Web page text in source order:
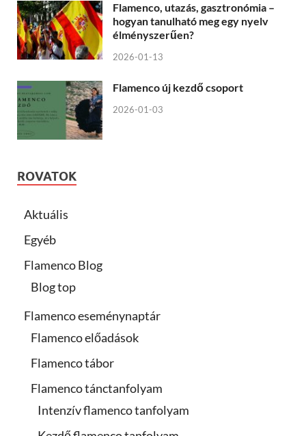
Flamenco, utazás, gasztronómia –
hogyan tanulható meg egy nyelv
élményszerűen?
2026-01-13
Flamenco új kezdő csoport
2026-01-03
ROVATOK
Aktuális
Egyéb
Flamenco Blog
Blog top
Flamenco eseménynaptár
Flamenco előadások
Flamenco tábor
Flamenco tánctanfolyam
Intenzív flamenco tanfolyam